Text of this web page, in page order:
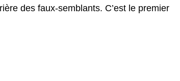
des faux-semblants. C’est le premier